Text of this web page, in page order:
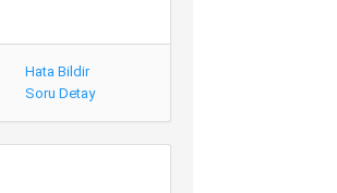
Hata Bildir
Soru Detay